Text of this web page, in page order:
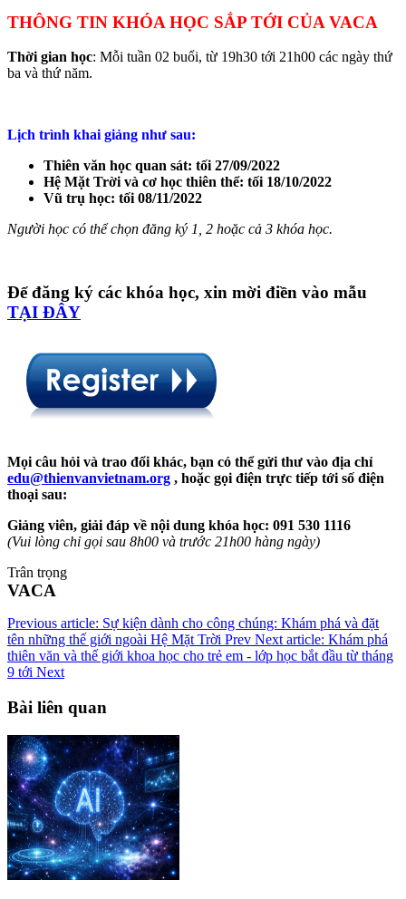
THÔNG TIN KHÓA HỌC SẮP TỚI CỦA VACA
Thời gian học: Mỗi tuần 02 buổi, từ 19h30 tới 21h00 các ngày thứ
ba và thứ năm.
Lịch trình khai giảng như sau:
Thiên văn học quan sát: tối 27/09/2022
Hệ Mặt Trời và cơ học thiên thể: tối 18/10/2022
Vũ trụ học: tối 08/11/2022
Người học có thể chọn đăng ký 1, 2 hoặc cả 3 khóa học.
Để đăng ký các khóa học, xin mời điền vào mẫu
TẠI ĐÂY
Mọi câu hỏi và trao đổi khác, bạn có thể gửi thư vào địa chỉ
edu@thienvanvietnam.org , hoặc gọi điện trực tiếp tới số điện
thoại sau:
Giảng viên, giải đáp về nội dung khóa học: 091 530 1116
(Vui lòng chỉ gọi sau 8h00 và trước 21h00 hàng ngày)
Trân trọng
VACA
Previous article: Sự kiện dành cho công chúng: Khám phá và đặt
tên những thế giới ngoài Hệ Mặt Trời Prev Next article: Khám phá
thiên văn và thế giới khoa học cho trẻ em - lớp học bắt đầu từ tháng
9 tới Next
Bài liên quan